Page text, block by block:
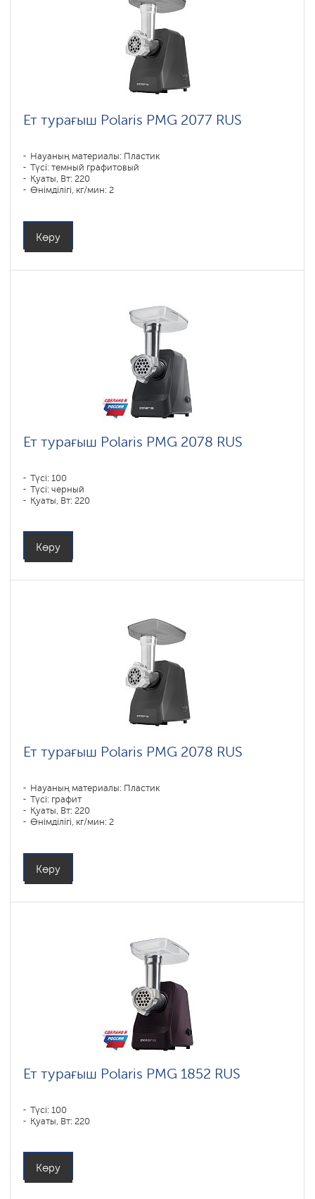
Ет турағыш Polaris PMG 2077 RUS
Науаның материалы: Пластик
Түсі: темный графитовый
Қуаты, Вт: 220
Өнімділігі, кг/мин: 2
Көру
Ет турағыш Polaris PMG 2078 RUS
Түсі: 100
Түсі: черный
Қуаты, Вт: 220
Көру
Ет турағыш Polaris PMG 2078 RUS
Науаның материалы: Пластик
Түсі: графит
Қуаты, Вт: 220
Өнімділігі, кг/мин: 2
Көру
Ет турағыш Polaris PMG 1852 RUS
Түсі: 100
Қуаты, Вт: 220
Көру